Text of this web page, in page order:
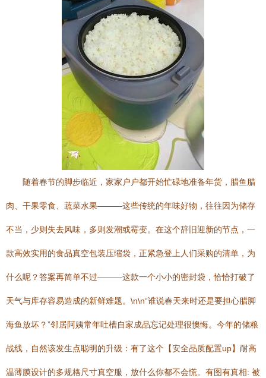
随着春节的脚步临近，家家户户都开始忙碌地准备年货，腊鱼腊
肉、干果零食、蔬菜水果———这些传统的年味好物，往往因为储存
不当，少则失去风味，多则发潮或霉变。在这个辞旧迎新的节点，一
款高效实用的食品真空包装压缩袋，正紧急登上人们采购的清单，为
什么呢？答案再简单不过———这款一个小小的密封袋，恰恰打破了
天气与库存容易造成的新鲜难题。\n\n“谁说春天来时还是要担心腊脚
海鱼放坏？”邻居阿姨常年吐槽自家成品忘记处理很懊悔。今年的储粮
战线，自然该发生点聪明的升级：有了这个【安全品质配置up】耐高
温薄膜设计的多规格尺寸真空服，放什么你都不会慌。有图有真相: 被